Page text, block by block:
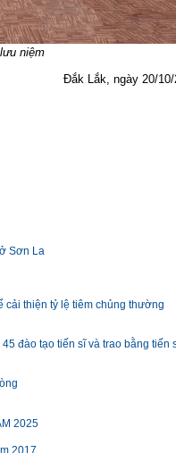
niệm
Đắk Lắk, ngày 20/10/
Sơn La
cải thiện tỷ lệ tiêm chủng thường
đào tạo tiến sĩ và trao bằng tiến
2025
2017